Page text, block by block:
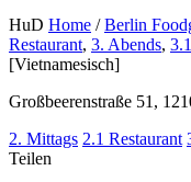
HuD Home / Berlin
Restaurant, 3. Abends,
[Vietnamesisch]
Großbeerenstraße 51,
2. Mittags 2.1 Restaurant
Teilen